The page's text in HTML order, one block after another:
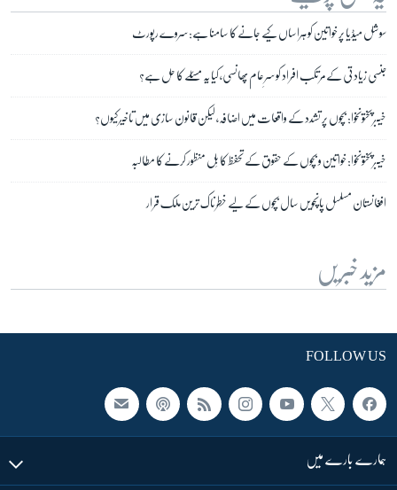
سوشل میڈیا پر خواتین کو ہراساں کیے جانے کا سامنا ہے: سروے رپورٹ
جنسی زیادتی کے مرتکب افراد کو سرِ عام پھانسی، کیا یہ مسئلے کا حل ہے؟
خیبر پختونخوا: بچوں پر تشدد کے واقعات میں اضافہ، لیکن قانون سازی میں تاخیر کیوں؟
خیبر پختونخوا: خواتین و بچوں کے حقوق کے تحفظ کا بِل منظور کرنے کا مطالبہ
افغانستان مسلسل پانچویں سال بچوں کے لیے خطرناک ترین ملک قرار
مزید خبریں
FOLLOW US
ہمارے بارے میں